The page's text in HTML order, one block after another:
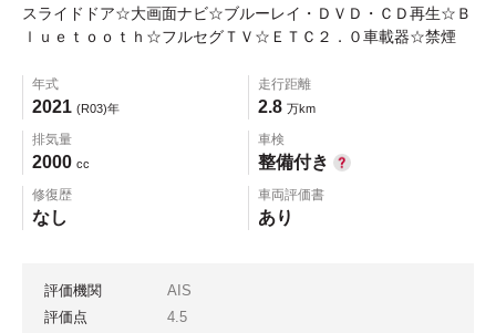
スライドドア☆大画面ナビ☆ブルーレイ・ＤＶＤ・ＣＤ再生☆Ｂ
ｌｕｅｔｏｏｔｈ☆フルセグＴＶ☆ＥＴＣ２．０車載器☆禁煙
年式
2021 (R03)年
走行距離
2.8 万km
排気量
2000 cc
車検
整備付き
修復歴
なし
車両評価書
あり
評価機関
AIS
評価点
4.5